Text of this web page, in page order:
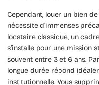
Cependant, louer un bien
nécessite d’immenses
locataire classique, un
s’installe pour une mission
souvent entre 3 et 6 ans.
longue durée répond
institutionnelle. Vous